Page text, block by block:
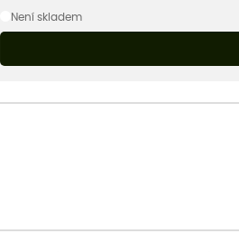
Není skladem